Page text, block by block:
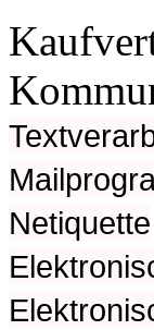
Netiquette